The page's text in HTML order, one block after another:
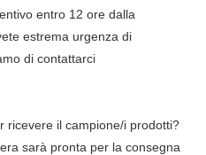
entro 12 ore dalla
estrema urgenza di
di contattarci
ricevere il campione/i prodotti?
sarà pronta per la consegna